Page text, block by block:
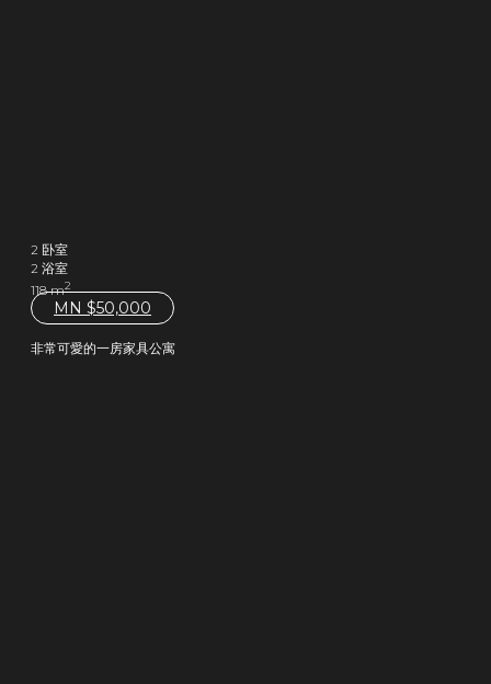
2 卧室
2 浴室
118 m2
MN $50,000
非常可愛的一房家具公寓